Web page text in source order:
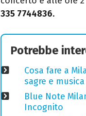
335 7744836.
Potrebbe
Cosa fare a
sagre e musica
Blue Note
Incognito